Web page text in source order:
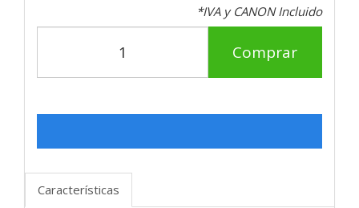
*IVA y CANON Incluido
Comprar
Características